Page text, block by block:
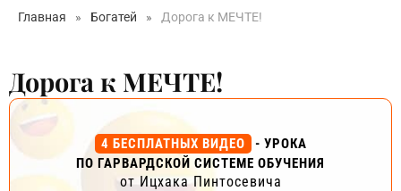
Главная » Богатей » Дорога к МЕЧТЕ!
Дорога к МЕЧТЕ!
4 БЕСПЛАТНЫХ ВИДЕО
- УРОКА
ПО ГАРВАРДСКОЙ СИСТЕМЕ ОБУЧЕНИЯ
от Ицхака Пинтосевича